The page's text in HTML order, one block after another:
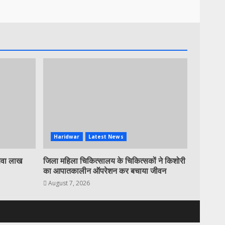
लाख
Haridwar Latest News
जिला महिला चिकित्सालय के चिकित्सकों ने किशोरी
का आपातकालीन ऑपरेशन कर बचाया जीवन
August 7, 2026